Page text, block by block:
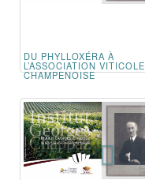
DU PHYLLOXÉRA À
L’ASSOCIATION VITICOLE
CHAMPENOISE